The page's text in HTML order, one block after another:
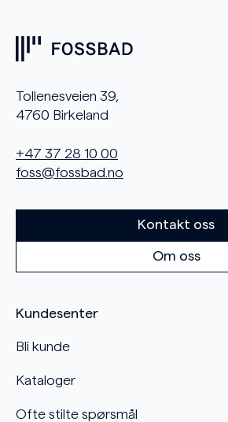
Tollenesveien 39,
4760 Birkeland
+47 37 28 10 00
foss@fossbad.no
Kundesenter
Bli kunde
Kataloger
Ofte stilte spørsmål
Kontakt oss
Om oss